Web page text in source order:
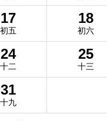
17
初五
18
初六
24
十二
25
十三
31
十九